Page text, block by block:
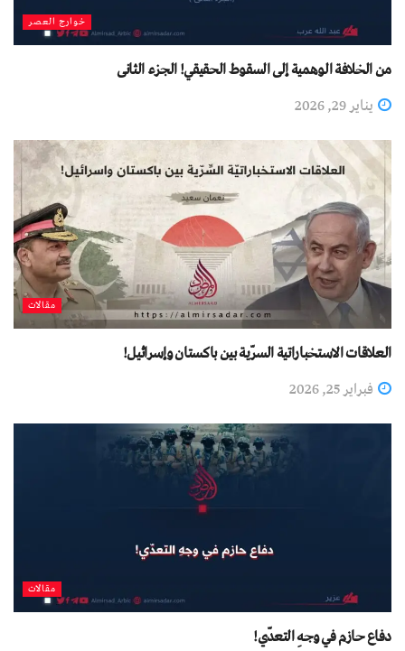
خوارج العصر
من الخلافة الوهمية إلى السقوط الحقيقي! الجزء الثانی
يناير 29, 2026
مقالات
العلاقات الاستخباراتية السرّية بين باكستان وإسرائيل!
فبراير 25, 2026
مقالات
دفاع حازم في وجهِ التعدّي!